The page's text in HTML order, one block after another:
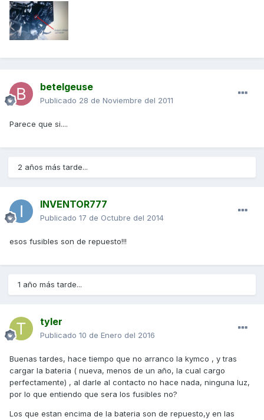
betelgeuse
Publicado 28 de Noviembre del 2011
Parece que si....
2 años más tarde...
INVENTOR777
Publicado 17 de Octubre del 2014
esos fusibles son de repuesto!!!
1 año más tarde...
tyler
Publicado 10 de Enero del 2016
Buenas tardes, hace tiempo que no arranco la kymco , y tras
cargar la bateria ( nueva, menos de un año, la cual cargo
perfectamente) , al darle al contacto no hace nada, ninguna luz,
por lo que entiendo que sera los fusibles no?
Los que estan encima de la bateria son de repuesto,y en las